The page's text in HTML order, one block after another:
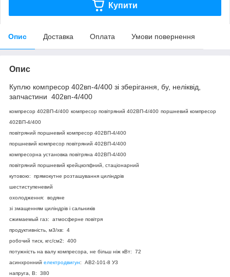
Купити
Опис Доставка Оплата Умови повернення
Опис
Куплю компресор 402вп-4/400 зі зберігання, бу, неліквід,
запчастини 402вп-4/400
компресор 402ВП-4/400 компресор повітряний 402ВП-4/400 поршневий компресор
402ВП-4/400
повітряний поршневий компресор 402ВП-4/400
поршневий компресор повітряний 402ВП-4/400
компресорна установка повітряна 402ВП-4/400
повітряний поршневий крейцкопфний, стаціонарний
кутовою: прямокутне розташування циліндрів
шестиступеневий
охолодження: водяне
зі змащенням циліндрів і сальників
сжимаемый газ: атмосферне повітря
продуктивність, м3/хв: 4
робочий тиск, кгс/см2: 400
потужність на валу компресора, не більш ніж кВт: 72
асинхронний електродвигун: АВ2-101-8 У3
напруга, В: 380